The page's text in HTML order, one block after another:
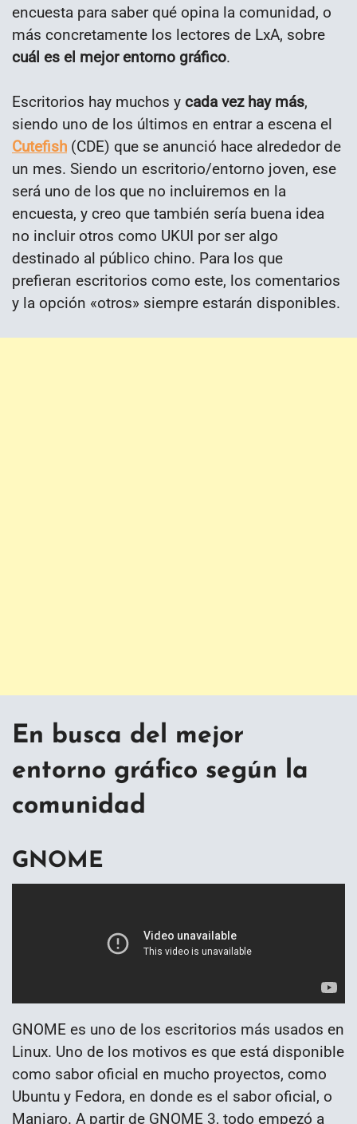
encuesta para saber qué opina la comunidad, o
más concretamente los lectores de LxA, sobre
cuál es el mejor entorno gráfico.
Escritorios hay muchos y cada vez hay más,
siendo uno de los últimos en entrar a escena el
Cutefish (CDE) que se anunció hace alrededor de
un mes. Siendo un escritorio/entorno joven, ese
será uno de los que no incluiremos en la
encuesta, y creo que también sería buena idea
no incluir otros como UKUI por ser algo
destinado al público chino. Para los que
prefieran escritorios como este, los comentarios
y la opción «otros» siempre estarán disponibles.
En busca del mejor
entorno gráfico según la
comunidad
GNOME
GNOME es uno de los escritorios más usados en
Linux. Uno de los motivos es que está disponible
como sabor oficial en mucho proyectos, como
Ubuntu y Fedora, en donde es el sabor oficial, o
Manjaro. A partir de GNOME 3, todo empezó a